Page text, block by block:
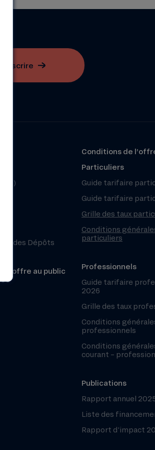
S'inscrire
des Dépôts
l’offre au public
Conditions de
Particuliers
Guide tarifaire
Guide tarifaire
Grille des taux
Conditions
particuliers
Professionnels
Guide tarifaire
2026
Grille des taux
Conditions
professionnels
Conditions
courant –
Publications
Rapport annuel
Liste des
Rapport d’impact